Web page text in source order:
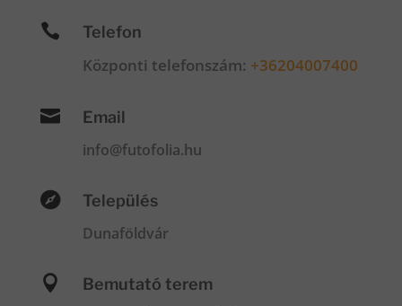
 Telefon
Központi telefonszám: +36204007400
 Email
info@futofolia.hu
 Település
Dunaföldvár
 Bemutató terem